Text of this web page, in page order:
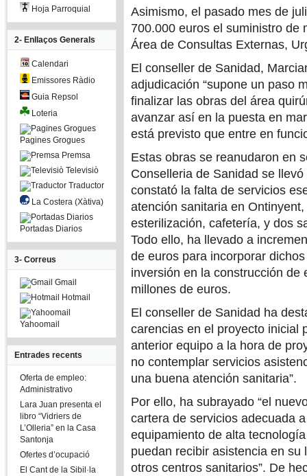
Hoja Parroquial
2- Enllaços Generals
Calendari
Emissores Ràdio
Guia Repsol
Loteria
Pagines Grogues
Premsa
Televisiò
Traductor
La Costera (Xàtiva)
Portadas Diarios
3- Correus
Gmail
Hotmail
Yahoomail
Entrades recents
Oferta de empleo:
Administrativo
Lara Juan presenta el
libro “Vidriers de
L’Olleria” en la Casa
Santonja
Ofertes d’ocupació
El Cant de la Sibil·la
Asimismo, el pasado mes de
700.000 euros el suministro de
Área de Consultas Externas,
El conseller de Sanidad,
adjudicación “supone un paso
finalizar las obras del área
avanzar así en la puesta en
está previsto que entre en
Estas obras se reanudaron en
Conselleria de Sanidad se
constató la falta de servicios
atención sanitaria en
esterilización, cafetería, y dos
Todo ello, ha llevado a
de euros para incorporar
inversión en la construcción de
millones de euros.
El conseller de Sanidad ha
carencias en el proyecto inicial
anterior equipo a la hora de
no contemplar servicios
una buena atención sanitaria”.
Por ello, ha subrayado “el
cartera de servicios adecuada
equipamiento de alta
puedan recibir asistencia en
otros centros sanitarios”. De